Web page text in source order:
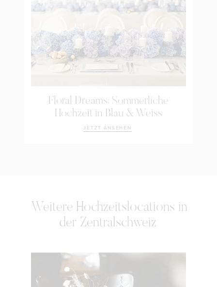
Floral Dreams: Sommerliche
Hochzeit in Blau & Weiss
JETZT ANSEHEN
Weitere Hochzeitslocations in
der Zentralschweiz